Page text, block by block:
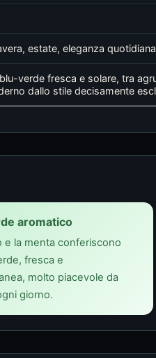
estate, eleganza
verde fresca e solare, tra
dallo stile decisamente
aromatico
e la menta conferiscono
fresca e
molto piacevole da
giorno.